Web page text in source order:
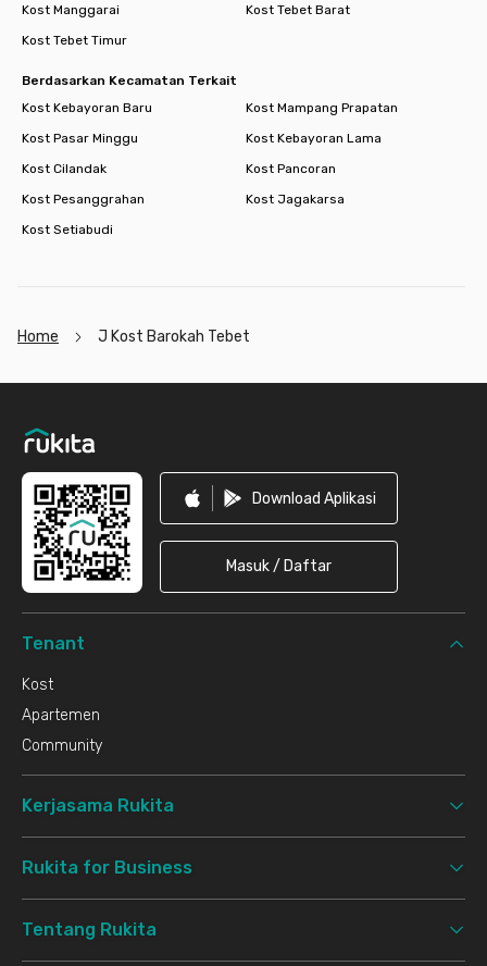
Kost Manggarai
Kost Tebet Barat
Kost Tebet Timur
Berdasarkan Kecamatan Terkait
Kost Kebayoran Baru
Kost Mampang Prapatan
Kost Pasar Minggu
Kost Kebayoran Lama
Kost Cilandak
Kost Pancoran
Kost Pesanggrahan
Kost Jagakarsa
Kost Setiabudi
Home J Kost Barokah Tebet
Download Aplikasi
Masuk / Daftar
Tenant
Kost
Apartemen
Community
Kerjasama Rukita
Rukita for Business
Tentang Rukita